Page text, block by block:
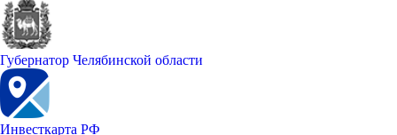
Губернатор Челябинской области
Инвесткарта РФ